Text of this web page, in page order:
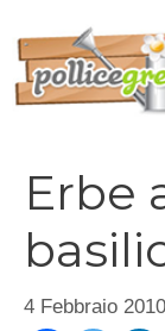
contenuto
Erbe
4 Febbraio 2010